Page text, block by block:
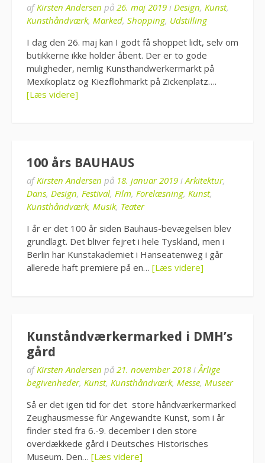
afKirsten Andersen på 26. maj 2019 i Design, Kunst,
Kunsthåndværk, Marked, Shopping, Udstilling
I dag den 26. maj kan I godt få shoppet lidt, selv om
butikkerne ikke holder åbent. Der er to gode
muligheder, nemlig Kunsthandwerkermarkt på
Mexikoplatz og Kiezflohmarkt på Zickenplatz….
[Læs videre]
100 års BAUHAUS
afKirsten Andersen på 18. januar 2019 iArkitektur,
Dans, Design, Festival, Film, Forelæsning, Kunst,
Kunsthåndværk, Musik, Teater
I år er det 100 år siden Bauhaus-bevægelsen blev
grundlagt. Det bliver fejret i hele Tyskland, men i
Berlin har Kunstakademiet i Hanseatenweg i går
allerede haft premiere på en… [Læs videre]
Kunståndværkermarked i DMH’s
gård
afKirsten Andersen på 21. november 2018 i Årlige
begivenheder, Kunst, Kunsthåndværk, Messe, Museer
Så er det igen tid for det store håndværkermarked
Zeughausmesse für Angewandte Kunst, som i år
finder sted fra 6.-9. december i den store
overdækkede gård i Deutsches Historisches
Museum. Den… [Læs videre]